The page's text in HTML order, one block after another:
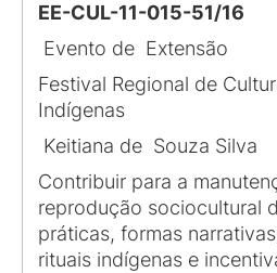
EE-CUL-11-015-51/16
Evento de Extensão
Festival Regional de
Indígenas
Keitiana de Souza Silva
Contribuir para a
reprodução sociocultural
práticas, formas
rituais indígenas e